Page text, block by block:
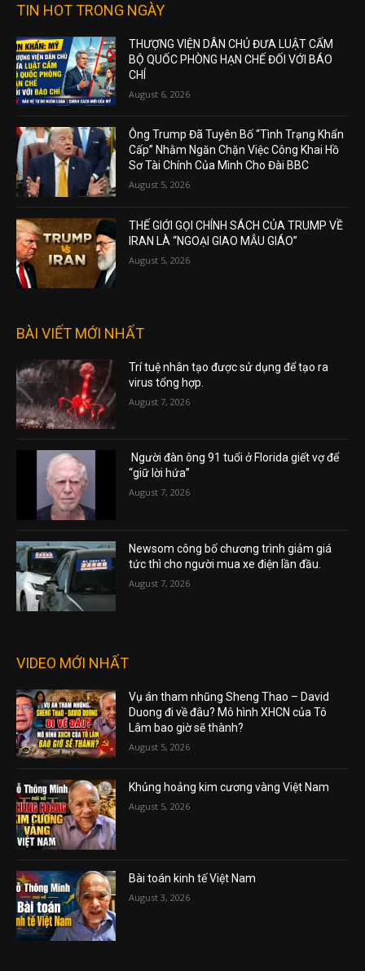
TIN HOT TRONG NGÀY
THƯỢNG VIỆN DÂN CHỦ ĐƯA LUẬT CẤM
BỘ QUỐC PHÒNG HẠN CHẾ ĐỐI VỚI BÁO
CHÍ
August 6, 2026
Ông Trump Đã Tuyên Bố “Tình Trạng Khẩn
Cấp” Nhằm Ngăn Chặn Việc Công Khai Hồ
Sơ Tài Chính Của Mình Cho Đài BBC
August 5, 2026
THẾ GIỚI GỌI CHÍNH SÁCH CỦA TRUMP VỀ
IRAN LÀ “NGOẠI GIAO MẪU GIÁO”
August 5, 2026
BÀI VIẾT MỚI NHẤT
Trí tuệ nhân tạo được sử dụng để tạo ra
virus tổng hợp.
August 7, 2026
Người đàn ông 91 tuổi ở Florida giết vợ để
“giữ lời hứa”
August 7, 2026
Newsom công bố chương trình giảm giá
tức thì cho người mua xe điện lần đầu.
August 7, 2026
VIDEO MỚI NHẤT
Vụ án tham nhũng Sheng Thao – David
Duong đi về đâu? Mô hình XHCN của Tô
Lâm bao giờ sẽ thành?
August 5, 2026
Khủng hoảng kim cương vàng Việt Nam
August 5, 2026
Bài toán kinh tế Việt Nam
August 3, 2026